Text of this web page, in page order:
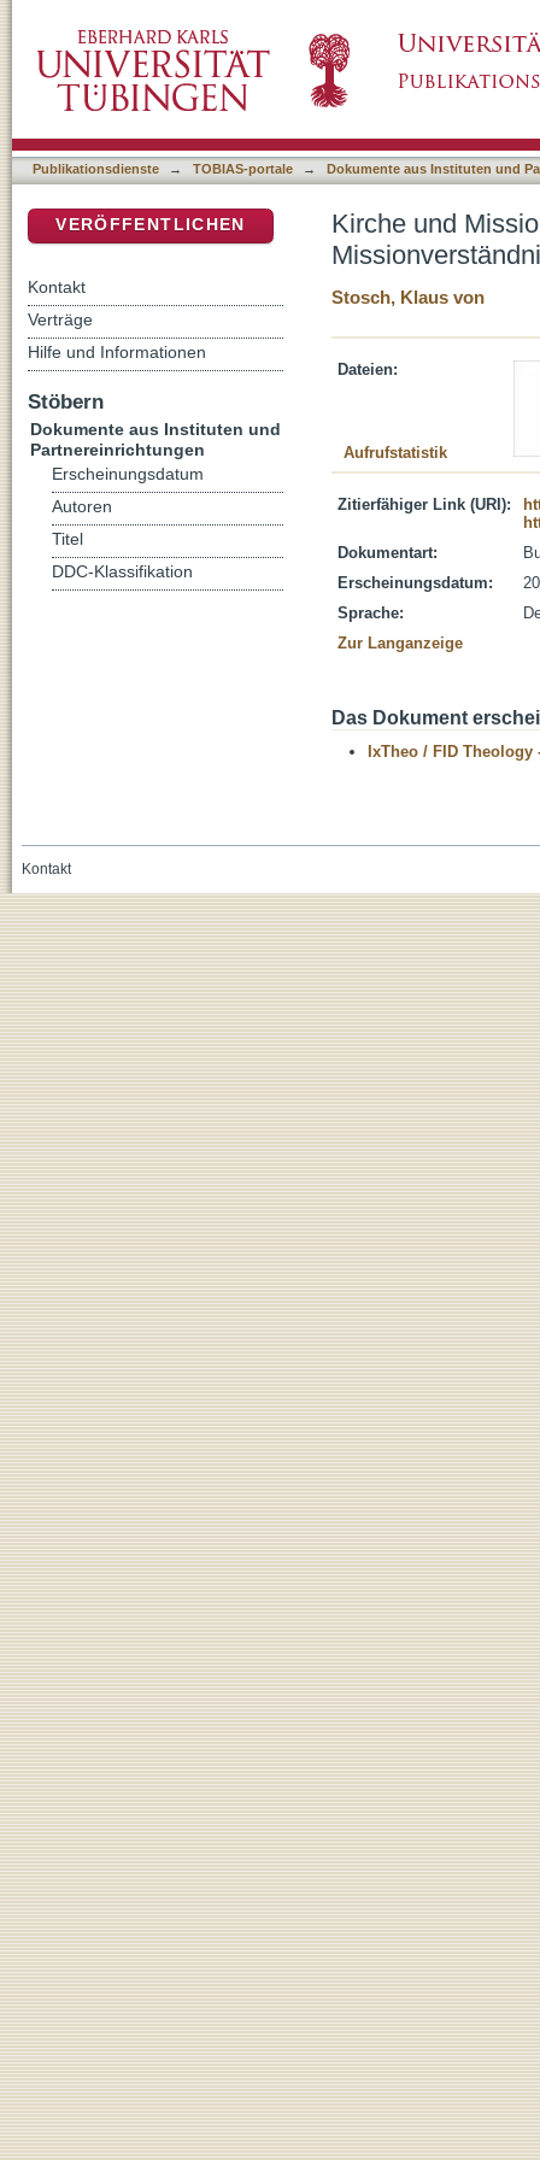
Publikationsdienste → TOBIAS-portale → Dokumente aus Instituten und
Kirche und
Stosch, Klaus von
Dateien:
Aufrufstatistik
Zitierfähiger Link (URI):
Dokumentart:
Erscheinungsdatum:
Sprache:
Zur Langanzeige
Das Dokument
IxTheo / FID Theology
VERÖFFENTLICHEN
Kontakt
Verträge
Hilfe und Informationen
Stöbern
Dokumente aus Instituten und
Partnereinrichtungen
Erscheinungsdatum
Autoren
Titel
DDC-Klassifikation
Kontakt